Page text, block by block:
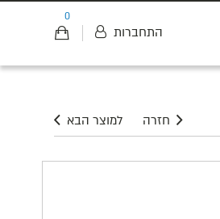
0
התחברות
למוצר הבא חזרה